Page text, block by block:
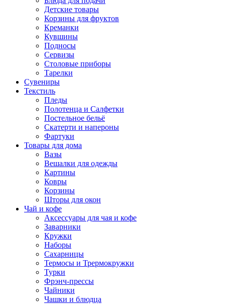
Детские товары
Корзины для фруктов
Креманки
Кувшины
Подносы
Сервизы
Столовые приборы
Тарелки
Сувениры
Текстиль
Пледы
Полотенца и Салфетки
Постельное бельё
Скатерти и напероны
Фартуки
Товары для дома
Вазы
Вешалки для одежды
Картины
Ковры
Корзины
Шторы для окон
Чай и кофе
Аксессуары для чая и кофе
Заварники
Кружки
Наборы
Сахарницы
Термосы и Трермокружки
Турки
Фрэнч-прессы
Чайники
Чашки и блюдца